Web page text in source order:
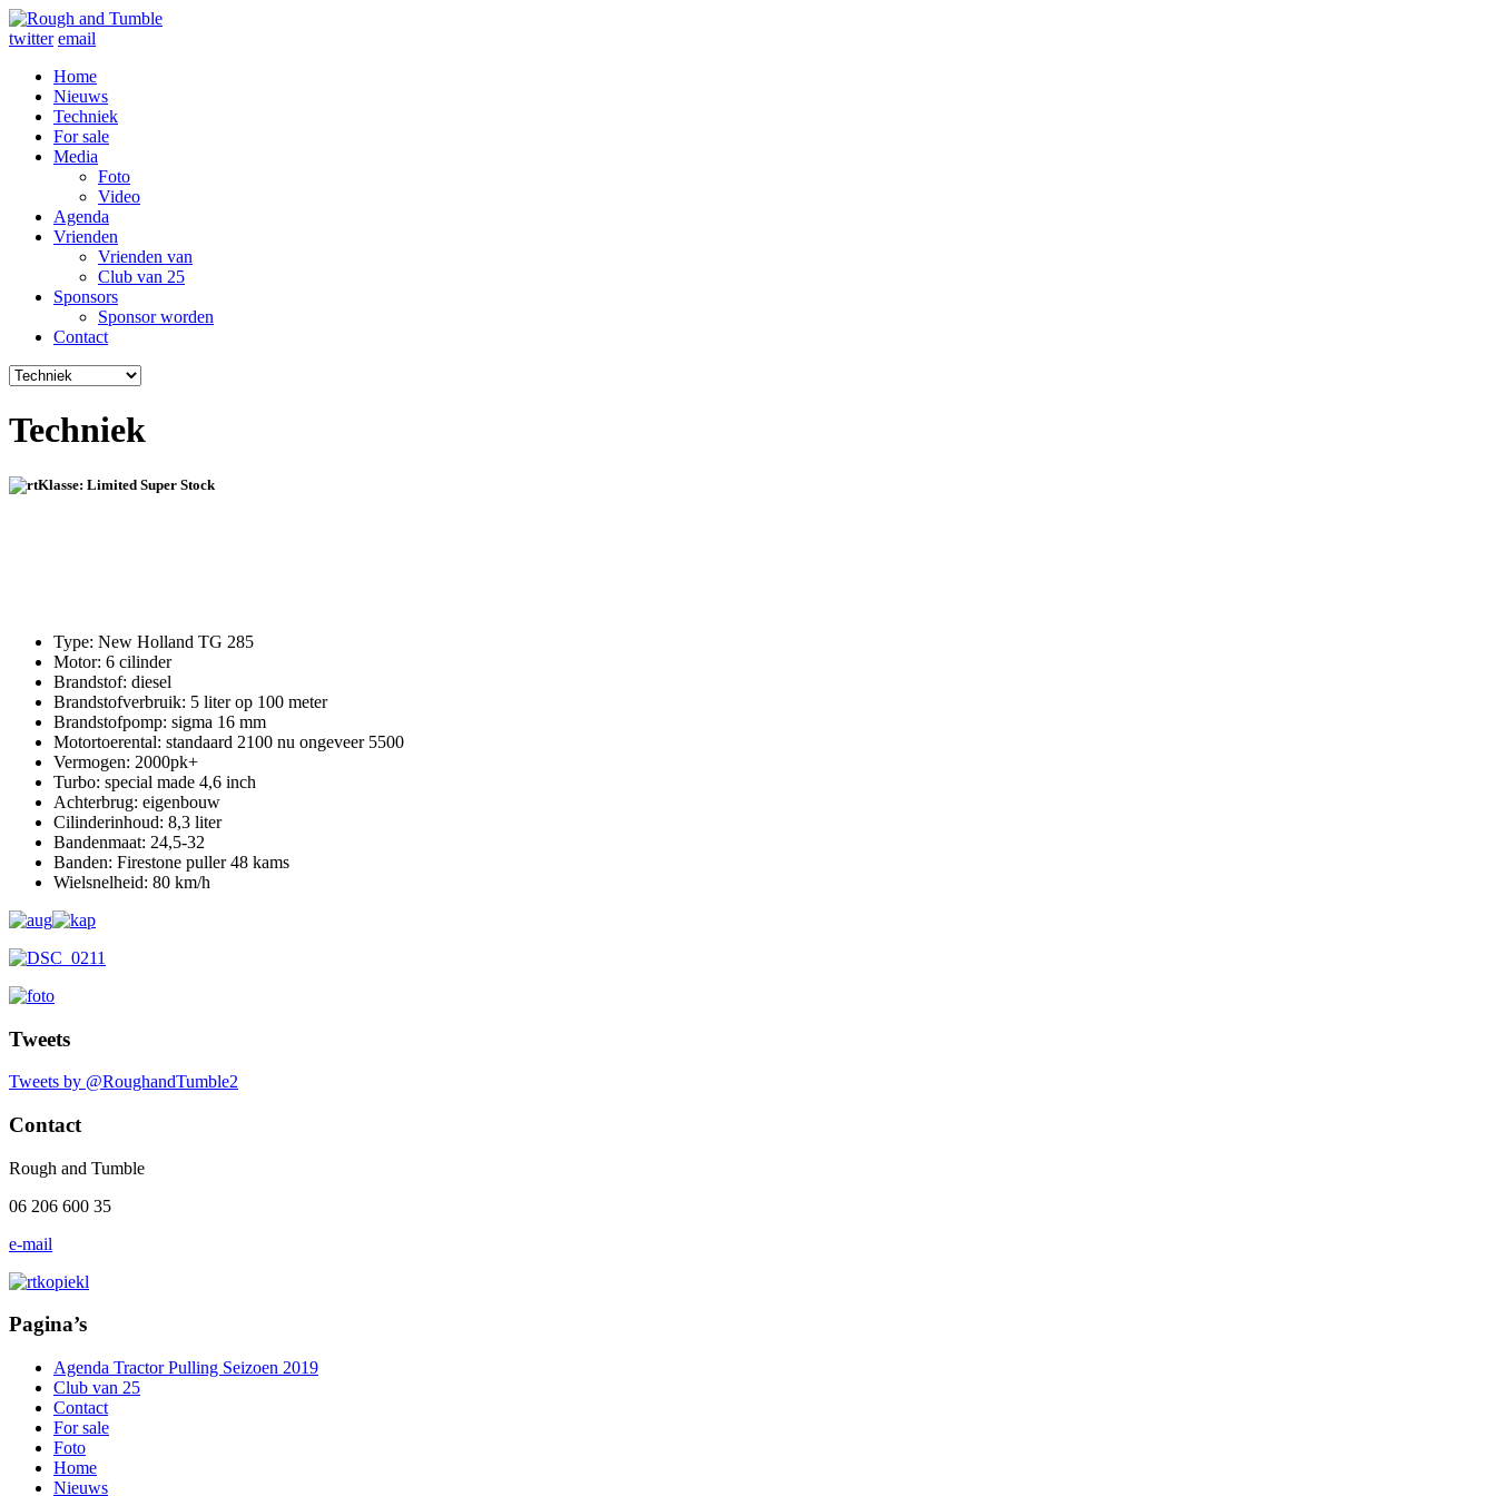
twitter email
Home
Nieuws
Techniek
For sale
Media
Foto
Video
Agenda
Vrienden
Vrienden van
Club van 25
Sponsors
Sponsor worden
Contact
Techniek
Klasse: Limited Super Stock
Type: New Holland TG 285
Motor: 6 cilinder
Brandstof: diesel
Brandstofverbruik: 5 liter op 100 meter
Brandstofpomp: sigma 16 mm
Motortoerental: standaard 2100 nu ongeveer 5500
Vermogen: 2000pk+
Turbo: special made 4,6 inch
Achterbrug: eigenbouw
Cilinderinhoud: 8,3 liter
Bandenmaat: 24,5-32
Banden: Firestone puller 48 kams
Wielsnelheid: 80 km/h
Tweets
Tweets by @RoughandTumble2
Contact
Rough and Tumble
06 206 600 35
e-mail
Pagina’s
Agenda Tractor Pulling Seizoen 2019
Club van 25
Contact
For sale
Foto
Home
Nieuws